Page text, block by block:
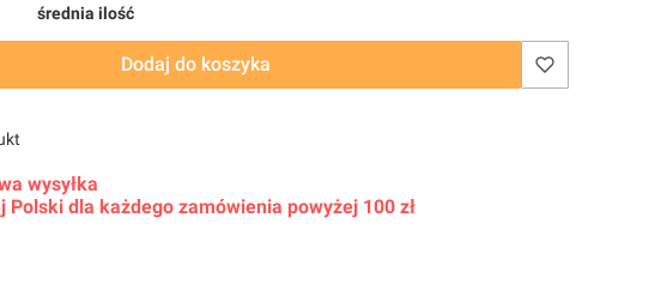
średnia ilość
Dodaj do koszyka
wysyłka
Polski dla każdego zamówienia powyżej 100 zł